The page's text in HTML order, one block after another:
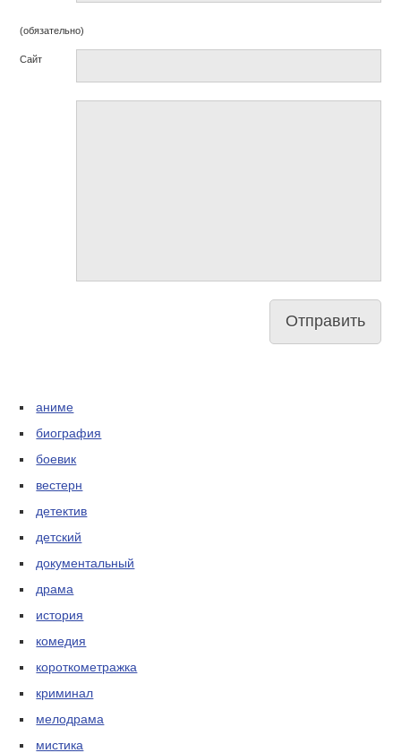
(обязательно)
Сайт
аниме
биография
боевик
вестерн
детектив
детский
документальный
драма
история
комедия
короткометражка
криминал
мелодрама
мистика